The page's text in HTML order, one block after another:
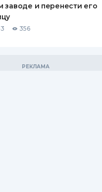
заводе и перенести его
356